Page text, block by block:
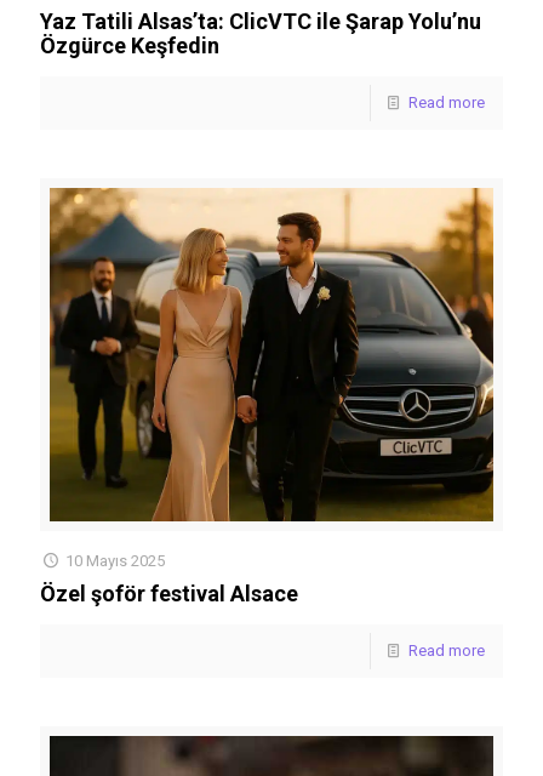
Yaz Tatili Alsas’ta: ClicVTC ile Şarap Yolu’nu
Özgürce Keşfedin
Read more
10 Mayıs 2025
Özel şoför festival Alsace
Read more